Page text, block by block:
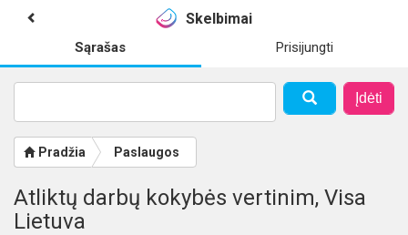
Skelbimai
Sąrašas Prisijungti
Įdėti
Pradžia Paslaugos
Atliktų darbų kokybės vertinim, Visa
Lietuva